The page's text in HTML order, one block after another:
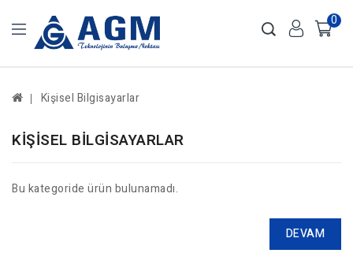
0
Kişisel Bilgisayarlar
KIŞISEL BILGISAYARLAR
Bu kategoride ürün bulunamadı.
DEVAM